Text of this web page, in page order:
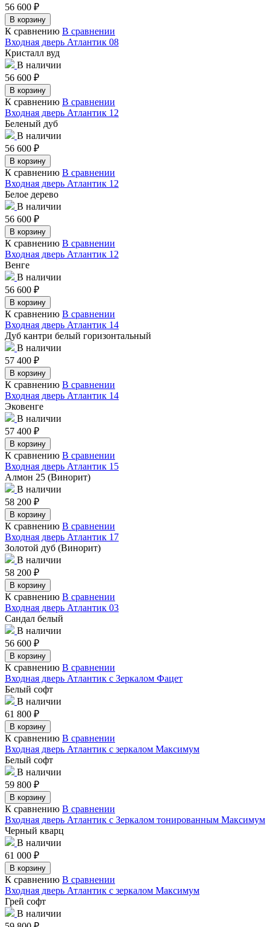
56 600 ₽
В корзину
К сравнению В сравнении
Входная дверь Атлантик 08
Кристалл вуд
В наличии
56 600 ₽
В корзину
К сравнению В сравнении
Входная дверь Атлантик 12
Беленый дуб
В наличии
56 600 ₽
В корзину
К сравнению В сравнении
Входная дверь Атлантик 12
Белое дерево
В наличии
56 600 ₽
В корзину
К сравнению В сравнении
Входная дверь Атлантик 12
Венге
В наличии
56 600 ₽
В корзину
К сравнению В сравнении
Входная дверь Атлантик 14
Дуб кантри белый горизонтальный
В наличии
57 400 ₽
В корзину
К сравнению В сравнении
Входная дверь Атлантик 14
Эковенге
В наличии
57 400 ₽
В корзину
К сравнению В сравнении
Входная дверь Атлантик 15
Алмон 25 (Винорит)
В наличии
58 200 ₽
В корзину
К сравнению В сравнении
Входная дверь Атлантик 17
Золотой дуб (Винорит)
В наличии
58 200 ₽
В корзину
К сравнению В сравнении
Входная дверь Атлантик 03
Сандал белый
В наличии
56 600 ₽
В корзину
К сравнению В сравнении
Входная дверь Атлантик с Зеркалом Фацет
Белый софт
В наличии
61 800 ₽
В корзину
К сравнению В сравнении
Входная дверь Атлантик с зеркалом Максимум
Белый софт
В наличии
59 800 ₽
В корзину
К сравнению В сравнении
Входная дверь Атлантик с Зеркалом тонированным Максимум
Черный кварц
В наличии
61 000 ₽
В корзину
К сравнению В сравнении
Входная дверь Атлантик с зеркалом Максимум
Грей софт
В наличии